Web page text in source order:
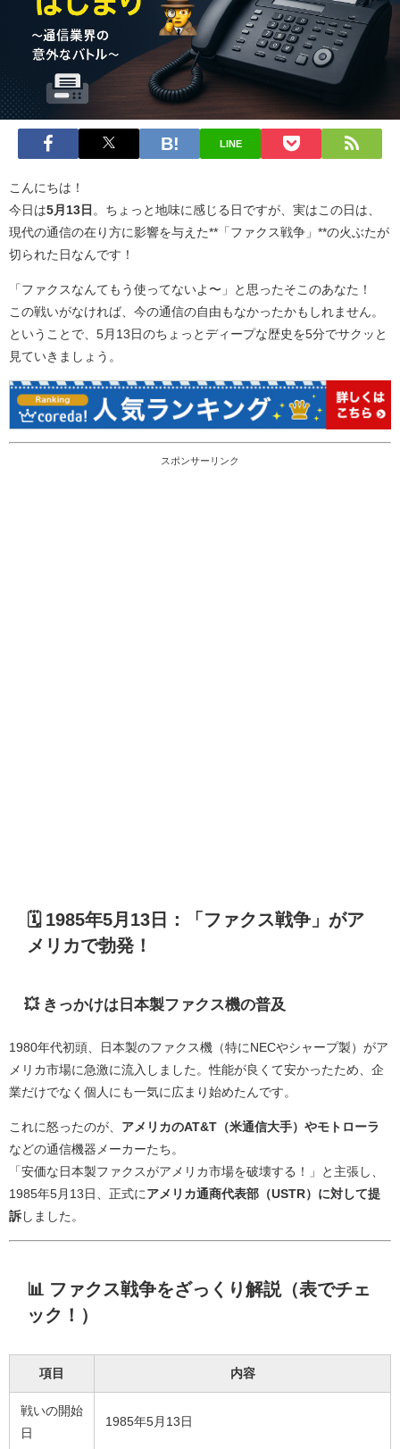
LINE
こんにちは！
今日は5月13日 。ちょっと地味に感じる日ですが、実はこの日は、
現代の通信の在り方に影響を与えた**「ファクス戦争」**の火ぶたが
切られた日なんです！
「ファクスなんてもう使ってないよ〜」と思ったそこのあなた！
この戦いがなければ、今の通信の自由もなかったかもしれません。
ということで、5月13日のちょっとディープな歴史を5分でサクッと
見ていきましょう。
スポンサーリンク
🗓️ 1985年5月13日：「ファクス戦争」がア
メリカで勃発！
💥 きっかけは日本製ファクス機の普及
1980年代初頭、日本製のファクス機（特にNECやシャープ製）がア
メリカ市場に急激に流入しました。性能が良くて安かったため、企
業だけでなく個人にも一気に広まり始めたんです。
これに怒ったのが、 アメリカのAT&T（米通信大手）やモトローラ
などの通信機器メーカーたち。
「安価な日本製ファクスがアメリカ市場を破壊する！」と主張し、
1985年5月13日、正式に アメリカ通商代表部（USTR）に対して提
訴 しました。
📊 ファクス戦争をざっくり解説（表でチェ
ック！）
項目 内容
戦いの開始
日
1985年5月13日